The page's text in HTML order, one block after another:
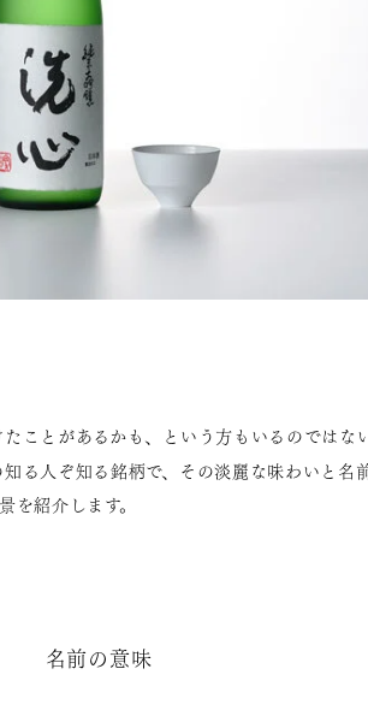
ことがあるかも、という方もいるのではな
る人ぞ知る銘柄で、その淡麗な味わいと名
を紹介します。
名前の意味